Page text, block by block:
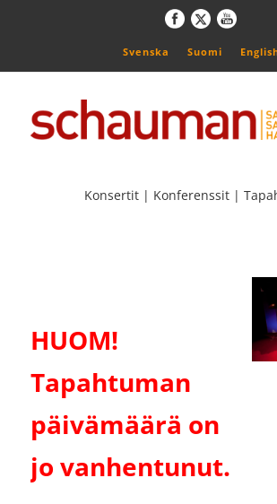
Svenska Suomi
Konsertit | Konferenssit |
HUOM!
Tapahtuman
päivämäärä on
jo vanhentunut.